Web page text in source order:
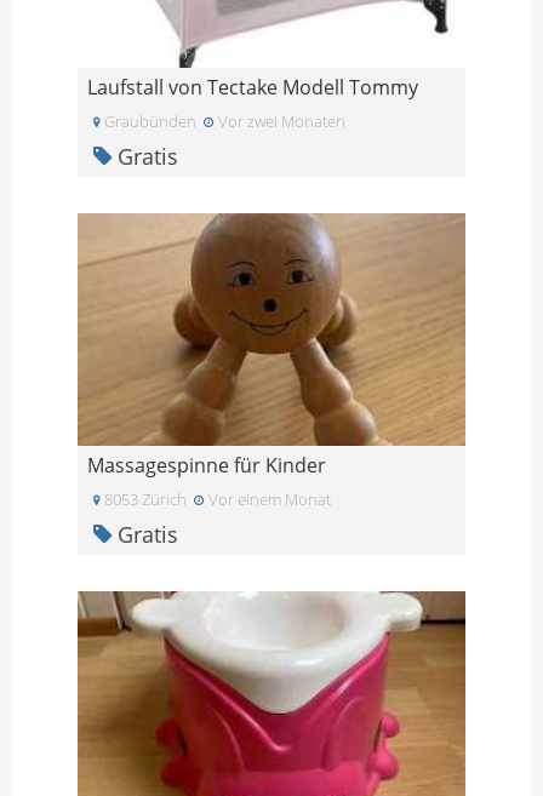
Laufstall von Tectake Modell Tommy
Graubünden Vor zwei Monaten
Gratis
Massagespinne für Kinder
8053 Zürich Vor einem Monat
Gratis